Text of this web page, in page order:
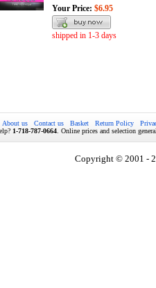
Your Price: $6.95
shipped in 1-3 days
About us Contact us Basket Return Policy
1-718-787-0664 . Online prices and selection
Copyright © 2001 -